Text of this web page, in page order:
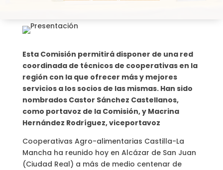
Esta Comisión permitirá disponer de una red
coordinada de técnicos de cooperativas en la
región con la que ofrecer más y mejores
servicios a los socios de las mismas. Han sido
nombrados Castor Sánchez Castellanos,
como portavoz de la Comisión, y Macrina
Hernández Rodríguez, viceportavoz
Cooperativas Agro-alimentarias Castilla-La
Mancha ha reunido hoy en Alcázar de San Juan
(Ciudad Real) a más de medio centenar de